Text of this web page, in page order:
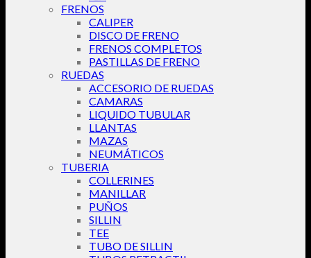
FRENOS
CALIPER
DISCO DE FRENO
FRENOS COMPLETOS
PASTILLAS DE FRENO
RUEDAS
ACCESORIO DE RUEDAS
CAMARAS
LIQUIDO TUBULAR
LLANTAS
MAZAS
NEUMÁTICOS
TUBERIA
COLLERINES
MANILLAR
PUÑOS
SILLIN
TEE
TUBO DE SILLIN